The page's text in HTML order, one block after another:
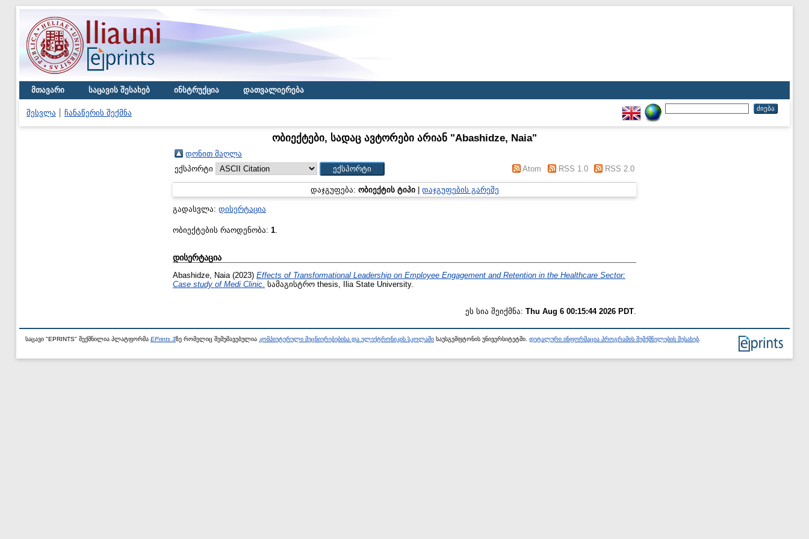
მთავარი საცავის შესახებ ინსტრუქცია დათვალიერება
შესვლა ჩანაწერის შექმნა
ობიექტები, სადაც ავტორები არიან "Abashidze, Naia"
დონით მაღლა
ექსპორტი
Atom RSS 1.0 RSS 2.0
დაჯგუფება: ობიექტის ტიპი| დაჯგუფების გარეშე
გადასვლა: დისერტაცია
ობიექტების რაოდენობა: 1.
დისერტაცია
Abashidze, Naia (2023) Effects of Transformational Leadership on Employee Engagement and Retention in the Healthcare Sector:
Case study of Medi Clinic. სამაგისტრო thesis, Ilia State University.
ეს სია შეიქმნა: Thu Aug 6 00:15:44 2026 PDT
საცავი "EPRINTS" შექმნილია პლატფორმა EPrints 3ზე რომელიც შემუშავებულია კომპიუტერული მეცნიერებებისა და ელექტრონიკის სკოლაში საუსგემფტონის უნივერსიტეტში. დეტალური ინფორმაცია პროგრამის შემქმნელების შესახებ